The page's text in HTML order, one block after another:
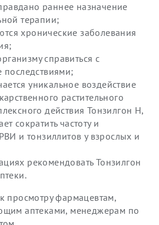
раннее назначение
терапии;
хронические заболевания
справиться с
уникальное воздействие
растительного
действия Тонзилгон Н,
сократить частоту и
и тонзиллитов у взрослых и
рекомендовать Тонзилгон
просмотру фармацевтам,
аптеками, менеджерам по